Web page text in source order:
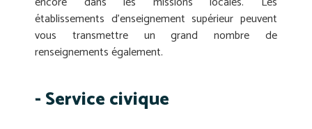
établissements d’enseignement supérieur peuvent
vous transmettre un grand nombre de
renseignements également.
- Service civique